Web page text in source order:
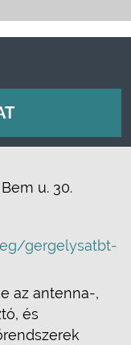
Bem u. 30.
gergelysatbt-
az antenna-,
és